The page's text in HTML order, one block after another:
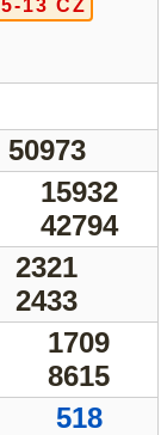
Cực Đại
13 CZ
50973
15932
42794
2321
2433
1709
8615
518